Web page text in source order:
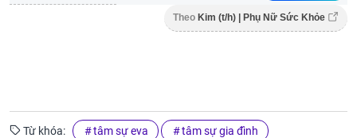
Theo Kim (t/h) | Phụ Nữ Sức Khỏe
Từ khóa: tâm sự eva tâm sự gia đình